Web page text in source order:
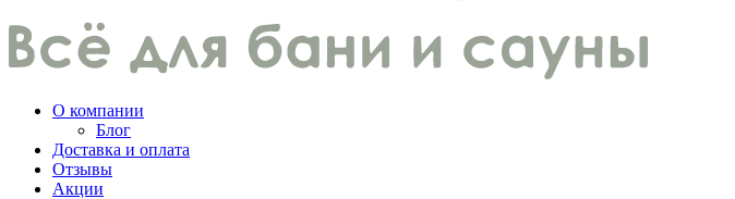
О компании
Блог
Доставка и оплата
Отзывы
Акции